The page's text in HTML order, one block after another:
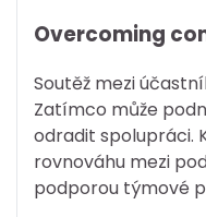
Overcoming
Soutěž mezi
Zatímco může
odradit spolupráci.
rovnováhu mezi
podporou týmové